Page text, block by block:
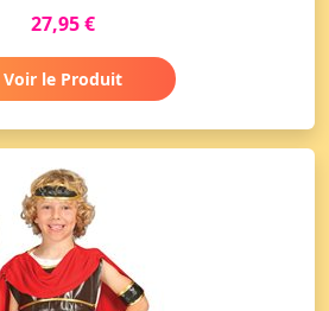
27,95 €
Voir le Produit